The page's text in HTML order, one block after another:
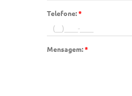
Telefone:*
Mensagem:*